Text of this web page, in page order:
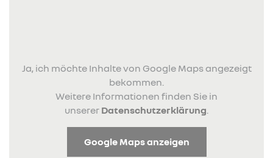
Ja, ich möchte Inhalte von Google Maps angezeigt
bekommen.
Weitere Informationen finden Sie in
unserer Datenschutzerklärung.
Google Maps anzeigen